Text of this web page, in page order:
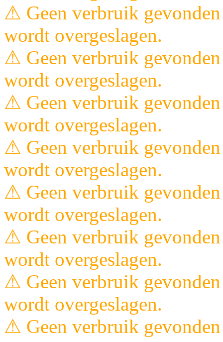
⚠ Geen verbruik
wordt overgeslagen.
⚠ Geen verbruik
wordt overgeslagen.
⚠ Geen verbruik
wordt overgeslagen.
⚠ Geen verbruik
wordt overgeslagen.
⚠ Geen verbruik
wordt overgeslagen.
⚠ Geen verbruik
wordt overgeslagen.
⚠ Geen verbruik
wordt overgeslagen.
⚠ Geen verbruik